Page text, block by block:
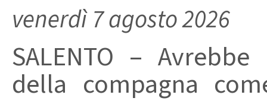
venerdì 7 agosto 2026
SALENTO –
della compagna